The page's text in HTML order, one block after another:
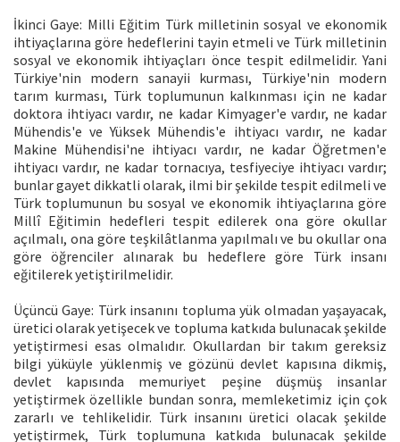
İkinci Gaye: Milli Eğitim Türk milletinin sosyal ve ekonomik
ihtiyaçlarına göre hedeflerini tayin etmeli ve Türk milletinin
sosyal ve ekonomik ihtiyaçları önce tespit edilmelidir. Yani
Türkiye'nin modern sanayii kurması, Türkiye'nin modern
tarım kurması, Türk toplumunun kalkınması için ne kadar
doktora ihtiyacı vardır, ne kadar Kimyager'e vardır, ne kadar
Mühendis'e ve Yüksek Mühendis'e ihtiyacı vardır, ne kadar
Makine Mühendisi'ne ihtiyacı vardır, ne kadar Öğretmen'e
ihtiyacı vardır, ne kadar tornacıya, tesfiyeciye ihtiyacı vardır;
bunlar gayet dikkatli olarak, ilmi bir şekilde tespit edilmeli ve
Türk toplumunun bu sosyal ve ekonomik ihtiyaçlarına göre
Millî Eğitimin hedefleri tespit edilerek ona göre okullar
açılmalı, ona göre teşkilâtlanma yapılmalı ve bu okullar ona
göre öğrenciler alınarak bu hedeflere göre Türk insanı
eğitilerek yetiştirilmelidir.
Üçüncü Gaye: Türk insanını topluma yük olmadan yaşayacak,
üretici olarak yetişecek ve topluma katkıda bulunacak şekilde
yetiştirmesi esas olmalıdır. Okullardan bir takım gereksiz
bilgi yüküyle yüklenmiş ve gözünü devlet kapısına dikmiş,
devlet kapısında memuriyet peşine düşmüş insanlar
yetiştirmek özellikle bundan sonra, memleketimiz için çok
zararlı ve tehlikelidir. Türk insanını üretici olacak şekilde
yetiştirmek, Türk toplumuna katkıda bulunacak şekilde